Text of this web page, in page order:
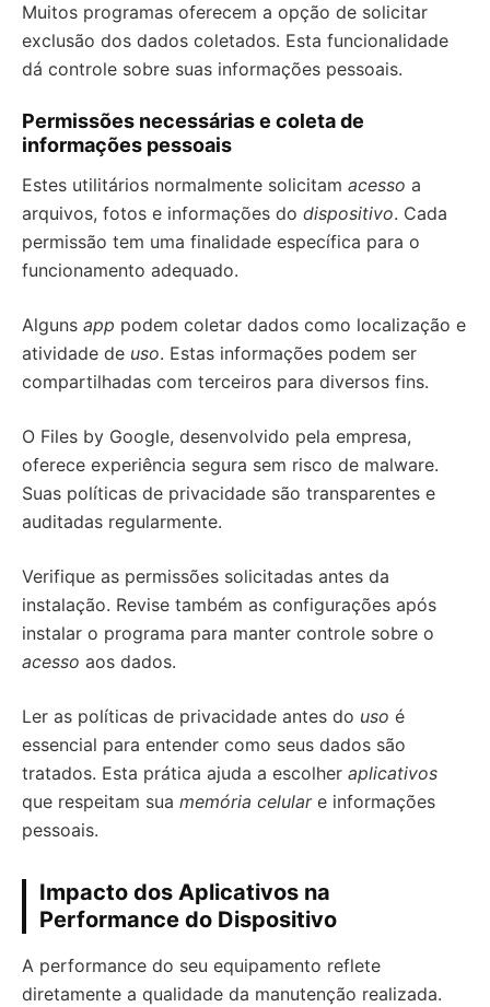
Muitos programas oferecem a opção de solicitar
exclusão dos dados coletados. Esta funcionalidade
dá controle sobre suas informações pessoais.
Permissões necessárias e coleta de
informações pessoais
Estes utilitários normalmente solicitam acesso a
arquivos, fotos e informações do dispositivo. Cada
permissão tem uma finalidade específica para o
funcionamento adequado.
Alguns app podem coletar dados como localização e
atividade de uso. Estas informações podem ser
compartilhadas com terceiros para diversos fins.
O Files by Google, desenvolvido pela empresa,
oferece experiência segura sem risco de malware.
Suas políticas de privacidade são transparentes e
auditadas regularmente.
Verifique as permissões solicitadas antes da
instalação. Revise também as configurações após
instalar o programa para manter controle sobre o
acesso aos dados.
Ler as políticas de privacidade antes do uso é
essencial para entender como seus dados são
tratados. Esta prática ajuda a escolher aplicativos
que respeitam sua memória celulare informações
pessoais.
Impacto dos Aplicativos na
Performance do Dispositivo
A performance do seu equipamento reflete
diretamente a qualidade da manutenção realizada.